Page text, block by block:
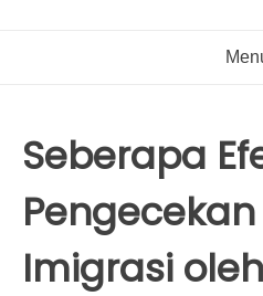
Seberapa
Imigrasi